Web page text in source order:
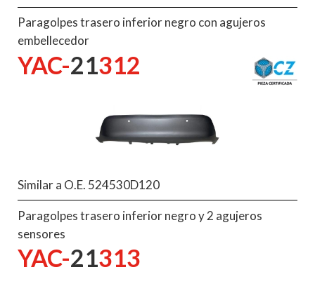
Paragolpes trasero inferior negro con agujeros
embellecedor
YAC-21312
Similar a O.E. 524530D120
Paragolpes trasero inferior negro y 2 agujeros
sensores
YAC-21313